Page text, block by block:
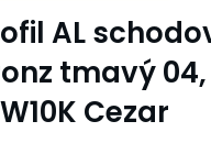
AL
tmavý
Cezar